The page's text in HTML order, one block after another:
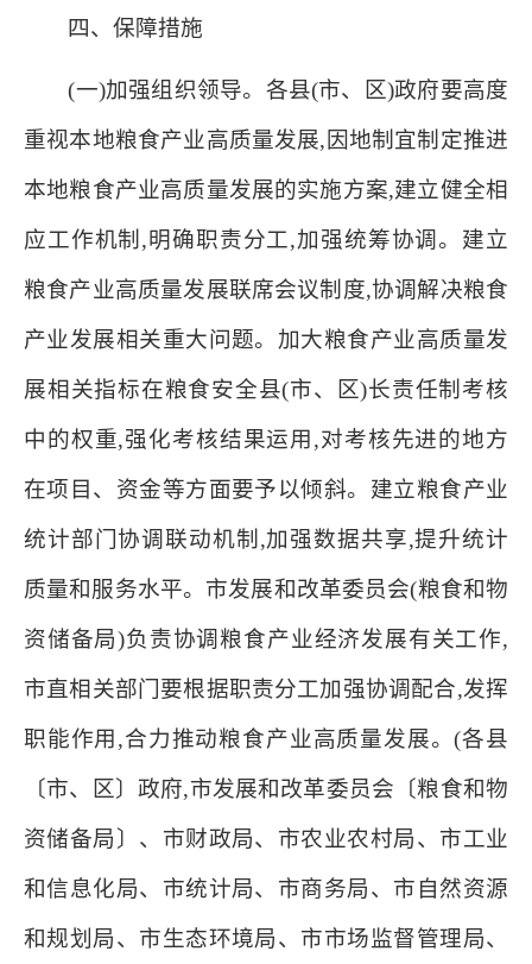
四、保障措施
(一)加强组织领导。各县(市、区)政府要高度
重视本地粮食产业高质量发展,因地制宜制定推进
本地粮食产业高质量发展的实施方案,建立健全相
应工作机制,明确职责分工,加强统筹协调。建立
粮食产业高质量发展联席会议制度,协调解决粮食
产业发展相关重大问题。加大粮食产业高质量发
展相关指标在粮食安全县(市、区)长责任制考核
中的权重,强化考核结果运用,对考核先进的地方
在项目、资金等方面要予以倾斜。建立粮食产业
统计部门协调联动机制,加强数据共享,提升统计
质量和服务水平。市发展和改革委员会(粮食和物
资储备局)负责协调粮食产业经济发展有关工作,
市直相关部门要根据职责分工加强协调配合,发挥
职能作用,合力推动粮食产业高质量发展。(各县
〔市、区〕政府,市发展和改革委员会〔粮食和物
资储备局〕、市财政局、市农业农村局、市工业
和信息化局、市统计局、市商务局、市自然资源
和规划局、市生态环境局、市市场监督管理局、